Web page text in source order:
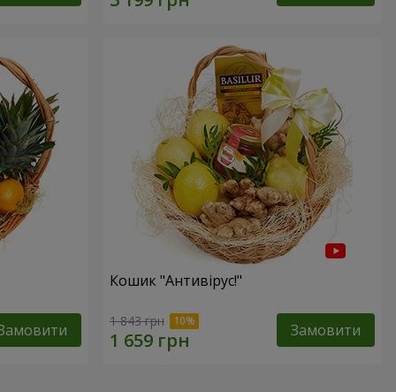
Кошик "Антивірус!"
1 843 грн Замовити